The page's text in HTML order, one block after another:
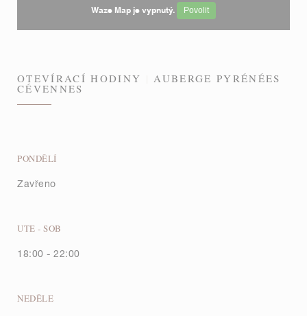
Waze Map je vypnutý. Povolit
OTEVÍRACÍ HODINY AUBERGE PYRÉNÉES
CÉVENNES
PONDĚLÍ
Zavřeno
UTE - SOB
18:00 - 22:00
NEDĚLE